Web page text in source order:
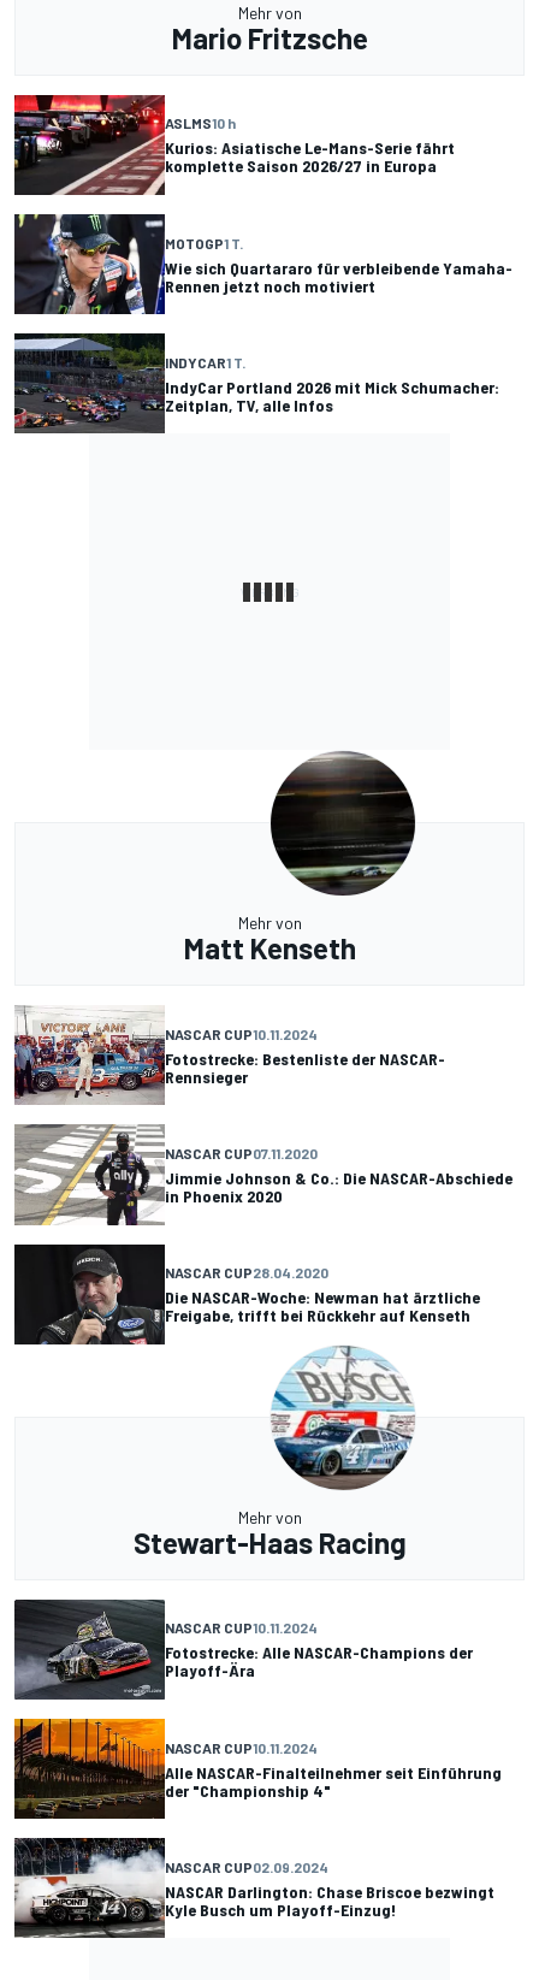
Mehr von
Mario Fritzsche
ASLMS10 h
Kurios: Asiatische Le-Mans-Serie fährt
komplette Saison 2026/27 in Europa
MOTOGP1 T.
Wie sich Quartararo für verbleibende Yamaha-
Rennen jetzt noch motiviert
INDYCAR1 T.
IndyCar Portland 2026 mit Mick Schumacher:
Zeitplan, TV, alle Infos
Mehr von
Matt Kenseth
NASCAR CUP10.11.2024
Fotostrecke: Bestenliste der NASCAR-
Rennsieger
NASCAR CUP07.11.2020
Jimmie Johnson & Co.: Die NASCAR-Abschiede
in Phoenix 2020
NASCAR CUP28.04.2020
Die NASCAR-Woche: Newman hat ärztliche
Freigabe, trifft bei Rückkehr auf Kenseth
Mehr von
Stewart-Haas Racing
NASCAR CUP10.11.2024
Fotostrecke: Alle NASCAR-Champions der
Playoff-Ära
NASCAR CUP10.11.2024
Alle NASCAR-Finalteilnehmer seit Einführung
der "Championship 4"
NASCAR CUP02.09.2024
NASCAR Darlington: Chase Briscoe bezwingt
Kyle Busch um Playoff-Einzug!